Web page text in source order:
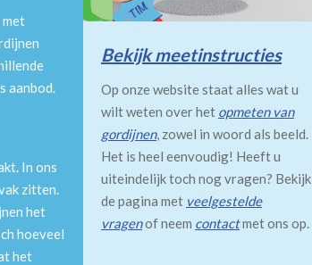
met
aanbod.
In ons
zitten.
het
hoeveel
het
Bekijk meetinstructies
Op onze website staat alles wat u
wilt weten over het opmeten van
gordijnen, zowel in woord als beeld.
Het is heel eenvoudig! Heeft u
uiteindelijk toch nog vragen? Bekijk
de pagina met veelgestelde
vragenof neem contactmet ons op.